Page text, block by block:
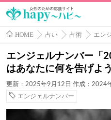
HOME 占い 占術 エン
エンジェルナンバー「
はあなたに何を告げよ
更新：2025年9月12日 作成：2024
エンジェルナンバー